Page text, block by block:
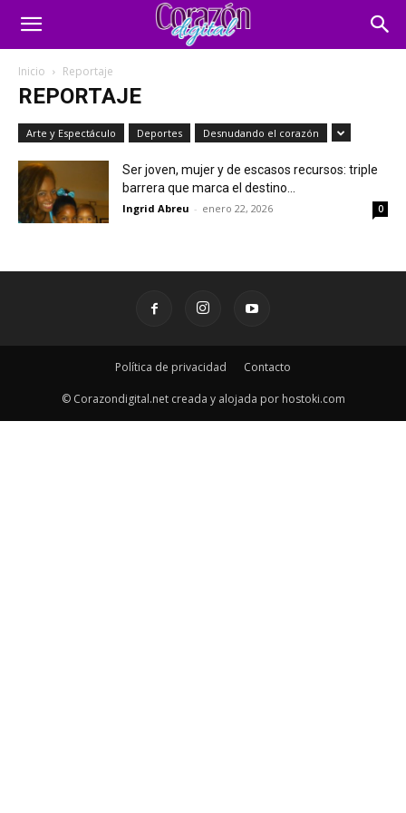
Inicio Reportaje
REPORTAJE
Arte y Espectáculo Deportes Desnudando el corazón
Ser joven, mujer y de escasos recursos: triple
barrera que marca el destino...
Ingrid Abreu - enero 22, 2026 0
Política de privacidad Contacto
© Corazondigital.net creada y alojada por hostoki.com